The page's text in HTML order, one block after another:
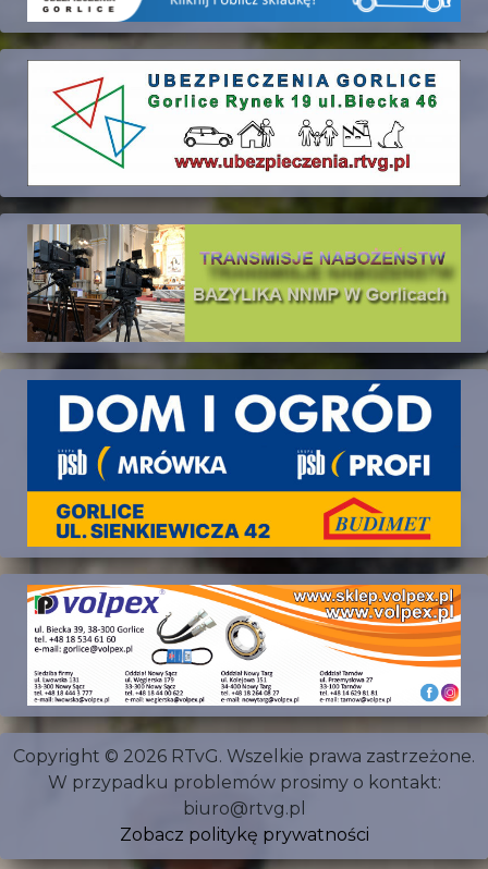
Copyright © 2026 RTvG. Wszelkie prawa zastrzeżone.
W przypadku problemów prosimy o kontakt:
biuro@rtvg.pl
Zobacz politykę prywatności